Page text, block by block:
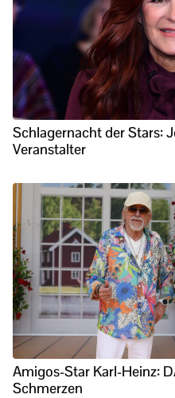
Schlagernacht der Stars:
Veranstalter
Amigos-Star Karl-Heinz:
Schmerzen